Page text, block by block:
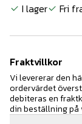
I lager Fri
Fraktvillkor
Vi levererar den
ordervärdet
debiteras en
din beställning på